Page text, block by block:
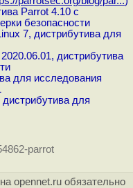
Parrot 4.10 с
безопасности
7, дистрибутива для
дистрибутива
для исследования
для
parrot
opennet.ru обязательно